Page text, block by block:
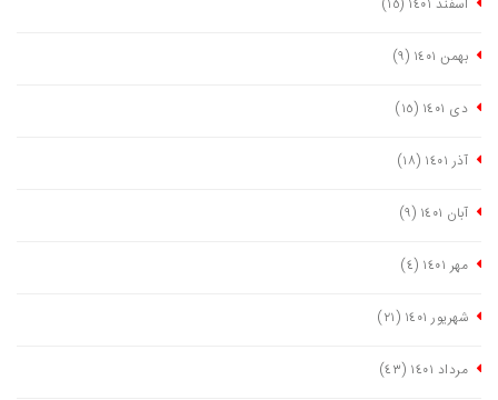
اسفند ١٤٠١ (١٥)
بهمن ١٤٠١ (٩)
دی ١٤٠١ (١٥)
آذر ١٤٠١ (١٨)
آبان ١٤٠١ (٩)
مهر ١٤٠١ (٤)
شهریور ١٤٠١ (٢١)
مرداد ١٤٠١ (٤٣)